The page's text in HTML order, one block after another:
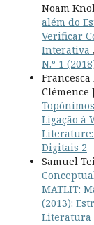
Noam
além do
Verificar
Interativa ,
N.º 1
Clémence
Ligação à
Literature:
Digitais 2
Samuel
MATLIT:
(2013):
Literatura